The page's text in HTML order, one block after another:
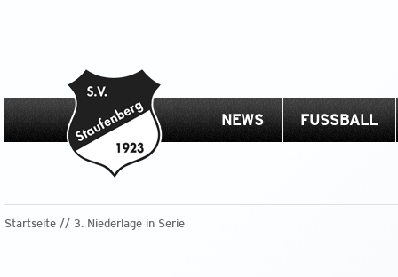
NEWS FUSSBALL
Startseite 3. Niederlage in Serie